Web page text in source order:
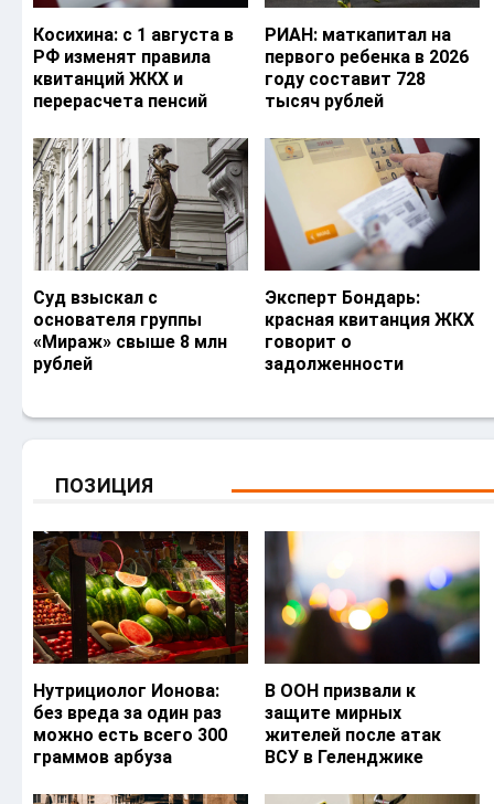
Косихина: с 1 августа в
РФ изменят правила
квитанций ЖКХ и
перерасчета пенсий
РИАН: маткапитал на
первого ребенка в 2026
году составит 728
тысяч рублей
Суд взыскал с
основателя группы
«Мираж» свыше 8 млн
рублей
Эксперт Бондарь:
красная квитанция ЖКХ
говорит о
задолженности
ПОЗИЦИЯ
Нутрициолог Ионова:
без вреда за один раз
можно есть всего 300
граммов арбуза
В ООН призвали к
защите мирных
жителей после атак
ВСУ в Геленджике